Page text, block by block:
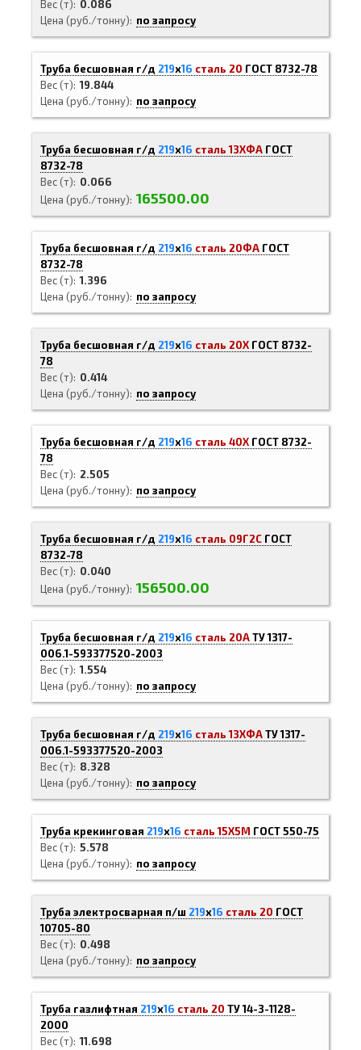
Вес (т)
0.086
Цена (руб./тонну)
по запросу
Труба бесшовная г/д 219х16 сталь 20 ГОСТ 8732-78
Вес (т) 19.844
Цена (руб./тонну)
по запросу
Труба бесшовная г/д 219х16 сталь 13ХФА ГОСТ
8732-78
Вес (т)
0.066
Цена (руб./тонну) 165500.00
Труба бесшовная г/д 219х16 сталь 20ФА ГОСТ
8732-78
Вес (т) 1.396
Цена (руб./тонну)
по запросу
Труба бесшовная г/д 219х16 сталь 20Х ГОСТ 8732-
78
Вес (т)
0.414
Цена (руб./тонну)
по запросу
Труба бесшовная г/д 219х16 сталь 40Х ГОСТ 8732-
78
Вес (т)
2.505
Цена (руб./тонну)
по запросу
Труба бесшовная г/д 219х16 сталь 09Г2С ГОСТ
8732-78
Вес (т)
0.040
Цена (руб./тонну) 156500.00
Труба бесшовная г/д 219х16 сталь 20АТУ 1317-
006.1-593377520-2003
Вес (т) 1.554
Цена (руб./тонну)
по запросу
Труба бесшовная г/д 219х16 сталь 13ХФАТУ 1317-
006.1-593377520-2003
Вес (т)
8.328
Цена (руб./тонну)
по запросу
Труба крекинговая 219х16 сталь 15Х5М ГОСТ 550-75
Вес (т) 5.578
Цена (руб./тонну)
по запросу
Труба электросварная п/ш 219х16 сталь 20 ГОСТ
10705-80
Вес (т)
0.498
Цена (руб./тонну)
по запросу
Труба газлифтная 219х16 сталь 20 ТУ 14-3-1128-
2000
Вес (т) 11.698